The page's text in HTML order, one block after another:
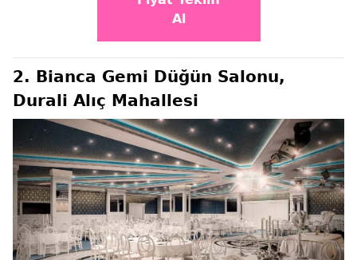
Al
2. Bianca Gemi Düğün Salonu,
Durali Alıç Mahallesi